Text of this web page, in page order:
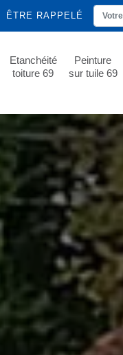
ÊTRE RAPPELÉ
Etanchéité
toiture 69
Peinture
sur tuile 69